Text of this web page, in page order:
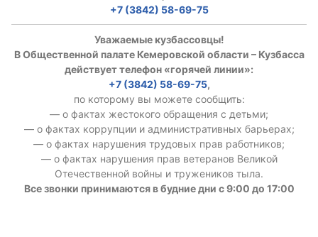
+7 (3842) 58-69-75
Уважаемые кузбассовцы!
В Общественной палате Кемеровской области – Кузбасса
действует телефон «горячей линии»:
+7 (3842) 58-69-75,
по которому вы можете сообщить:
— о фактах жестокого обращения с детьми;
— о фактах коррупции и административных барьерах;
— о фактах нарушения трудовых прав работников;
— о фактах нарушения прав ветеранов Великой
Отечественной войны и тружеников тыла.
Все звонки принимаются в будние дни с 9:00 до 17:00